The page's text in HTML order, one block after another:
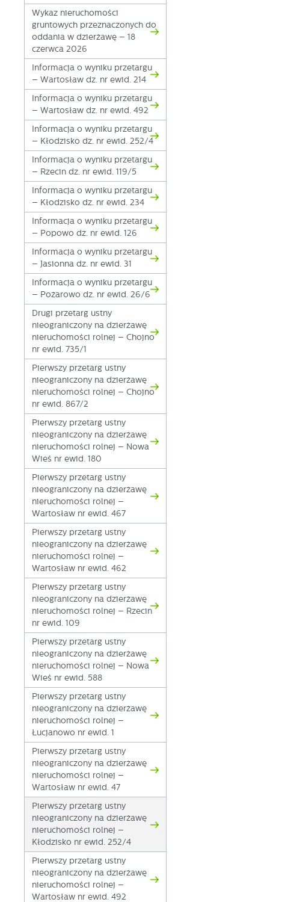
Wykaz nieruchomości
gruntowych przeznaczonych do
oddania w dzierżawę – 18
czerwca 2026
Informacja o wyniku przetargu
– Wartosław dz. nr ewid. 214
Informacja o wyniku przetargu
– Wartosław dz. nr ewid. 492
Informacja o wyniku przetargu
– Kłodzisko dz. nr ewid. 252/4
Informacja o wyniku przetargu
– Rzecin dz. nr ewid. 119/5
Informacja o wyniku przetargu
– Kłodzisko dz. nr ewid. 234
Informacja o wyniku przetargu
– Popowo dz. nr ewid. 126
Informacja o wyniku przetargu
– Jasionna dz. nr ewid. 31
Informacja o wyniku przetargu
– Pożarowo dz. nr ewid. 26/6
Drugi przetarg ustny
nieograniczony na dzierżawę
nieruchomości rolnej – Chojno
nr ewid. 735/1
Pierwszy przetarg ustny
nieograniczony na dzierżawę
nieruchomości rolnej – Chojno
nr ewid. 867/2
Pierwszy przetarg ustny
nieograniczony na dzierżawę
nieruchomości rolnej – Nowa
Wieś nr ewid. 180
Pierwszy przetarg ustny
nieograniczony na dzierżawę
nieruchomości rolnej –
Wartosław nr ewid. 467
Pierwszy przetarg ustny
nieograniczony na dzierżawę
nieruchomości rolnej –
Wartosław nr ewid. 462
Pierwszy przetarg ustny
nieograniczony na dzierżawę
nieruchomości rolnej – Rzecin
nr ewid. 109
Pierwszy przetarg ustny
nieograniczony na dzierżawę
nieruchomości rolnej – Nowa
Wieś nr ewid. 588
Pierwszy przetarg ustny
nieograniczony na dzierżawę
nieruchomości rolnej –
Łucjanowo nr ewid. 1
Pierwszy przetarg ustny
nieograniczony na dzierżawę
nieruchomości rolnej –
Wartosław nr ewid. 47
Pierwszy przetarg ustny
nieograniczony na dzierżawę
nieruchomości rolnej –
Kłodzisko nr ewid. 252/4
Pierwszy przetarg ustny
nieograniczony na dzierżawę
nieruchomości rolnej –
Wartosław nr ewid. 492